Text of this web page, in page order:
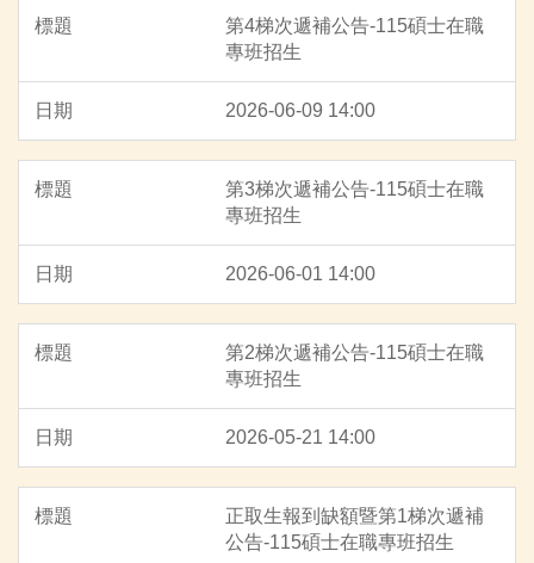
各系所特色及課程規劃
表單下載
第4梯次遞補公告-115碩士在職
專班招生
2026-06-09 14:00
第3梯次遞補公告-115碩士在職
專班招生
2026-06-01 14:00
第2梯次遞補公告-115碩士在職
專班招生
2026-05-21 14:00
正取生報到缺額暨第1梯次遞補
公告-115碩士在職專班招生